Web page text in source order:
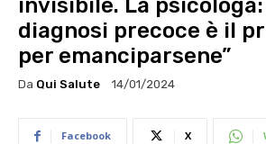
invisibile. La psicologa:
diagnosi precoce è il
per emanciparsene”
Da Qui Salute 14/01/2024
Facebook X